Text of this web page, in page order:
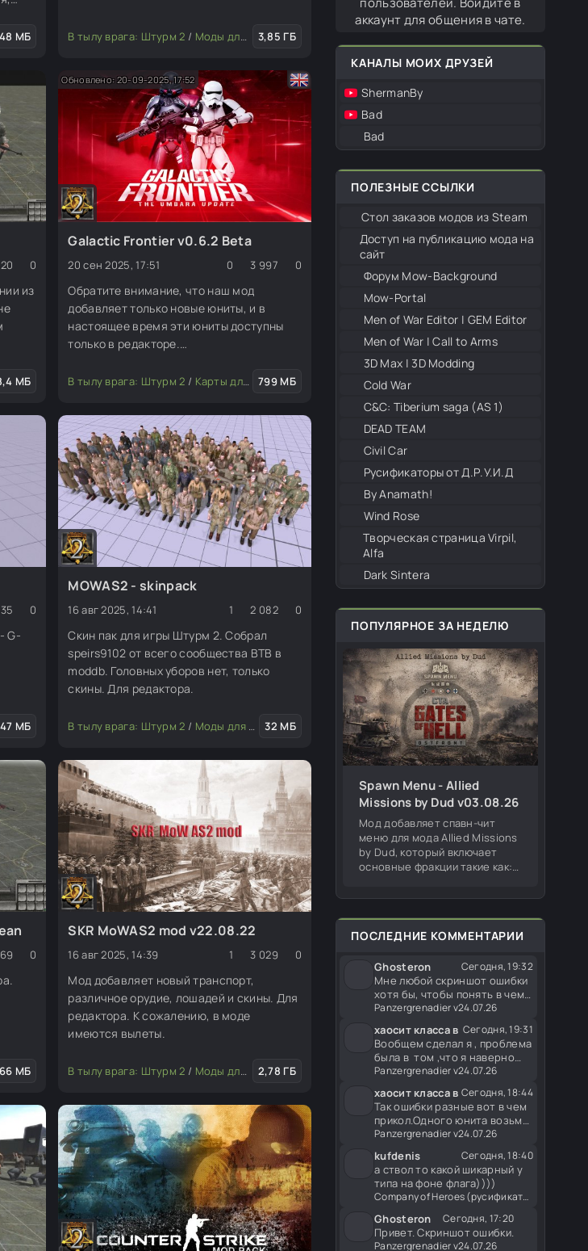
Скины (пехота, юниты)
МБ
потеряны, например это Темная долина и
В тылу врага: Штурм 2 / Моды для редактора 3,85 ГБ
ресурсы (флора, декорация)
0
из
Скины (пехота, юниты)
МБ
Обновлено: 20-09-2025, 17:52
Galactic Frontier v0.6.2 Beta
20 сен 2025, 17:51 0 3 997 0
Обратите внимание, что наш мод
добавляет только новые юниты, и в
настоящее время эти юниты доступны
только в редакторе.
кооперативный режим (COOP), сражения
разрабатываются (WIP). Мы ценим ваше
терпение, пока мы работаем над
В тылу врага: Штурм 2 / Карты для редактора Моды для редактора
799 МБ
0
G-
Скины (пехота, юниты)
МБ
MOWAS2 - skinpack
16 авг 2025, 14:41 1 2 082 0
Скин пак для игры Штурм 2. Собрал
speirs9102 от всего сообщества ВТВ в
moddb. Головных уборов нет, только
скины. Для редактора.
В тылу врага: Штурм 2 / Моды для редактора Скины (пехота, юниты)
32 МБ
0
Скины (пехота, юниты)
МБ
SKR MoWAS2 mod v22.08.22
16 авг 2025, 14:39 1 3 029 0
Мод добавляет новый транспорт,
различное орудие, лошадей и скины. Для
редактора. К сожалению, в моде
имеются вылеты.
В тылу врага: Штурм 2 / Моды для редактора Скины (пехота, юниты)/Транспорт
2,78 ГБ
аккаунт для общения в чате.
КАНАЛЫ МОИХ ДРУЗЕЙ
ShermanBy
Bad
Bad
ПОЛЕЗНЫЕ ССЫЛКИ
Стол заказов модов из Steam
Доступ на публикацию мода на
сайт
Форум Mow-Background
Mow-Portal
Men of War Editor | GEM Editor
Men of War | Call to Arms
3D Max | 3D Modding
Cold War
С&С: Tiberium saga (AS 1)
DEAD TEAM
Civil Car
Русификаторы от Д.Р.У.И.Д
By Anamath!
Wind Rose
Творческая страница Virpil,
Alfa
Dark Sintera
ПОПУЛЯРНОЕ ЗА НЕДЕЛЮ
Spawn Menu - Allied
Missions by Dud v03.08.26
Мод добавляет спавн-чит
меню для мода Allied Missions
by Dud, который включает
основные фракции такие как:
Британия и Финляндия. Меню
со всеми
ПОСЛЕДНИЕ КОММЕНТАРИИ
Ghosteron Сегодня, 19:32
Мне любой скриншот ошибки
хотя бы, чтобы понять в чем
проблема.
Panzergrenadier v24.07.26
хаосит класса в Сегодня, 19:31
Вообщем сделал я , проблема
была в том ,что я наверно
один из краков, не
Panzergrenadier v24.07.26
хаосит класса в Сегодня, 18:44
Так ошибки разные вот в чем
прикол.Одного юнита возьму
вылет с одной ошибкой,
Panzergrenadier v24.07.26
kufdenis Сегодня, 18:40
а ствол то какой шикарный у
типа на фоне флага))))
Company of Heroes (русификатор)
Ghosteron Сегодня, 17:20
Привет. Скриншот ошибки.
Panzergrenadier v24.07.26